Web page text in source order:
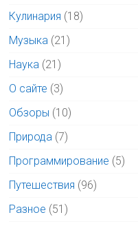
Кулинария (18)
Музыка (21)
Наука (21)
О сайте (3)
Обзоры (10)
Природа (7)
Программирование (5)
Путешествия (96)
Разное (51)